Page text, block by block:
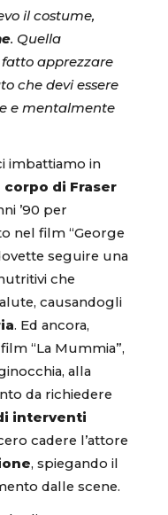
il costume,
. Quella
apprezzare
che devi essere
e mentalmente
imbattiamo in
di Fraser
’90 per
nel film “George
seguire una
che
causandogli
. Ed ancora,
“La Mummia”,
alla
da richiedere
interventi
cadere l’attore
, spiegando il
dalle scene.